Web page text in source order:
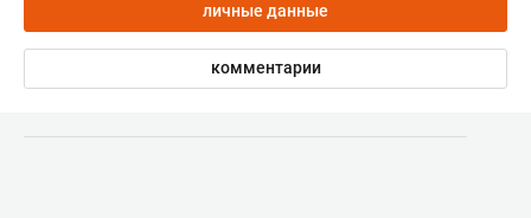
личные данные
комментарии